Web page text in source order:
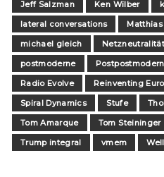
Jeff Salzman
Ken Wilber
lateral conversations
michael gleich
Netzneutralität
postmoderne
Radio Evolve
Reinventing
Spiral Dynamics
Stufe
Tom Amarque
Tom Steininger
Trump integral
vmem